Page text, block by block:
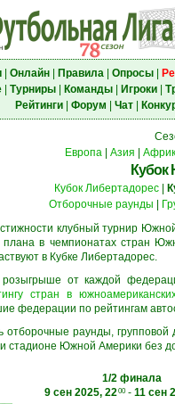
| Онлайн| Правила| Опросы|
| Турниры| Команды| Игроки|
Рейтинги| Форум Чат|
Европа| Азия
Кубок Либертадорес
Отборочные раунды
клубный турнир
плана в чемпионатах стран
в Кубке Либертадорес.
от каждой
стран в
федерации по рейтингам
отборочные раунды,
стадионе Южной Америки без
1/2 финала
9 сен 2025, 2200- 11 сен